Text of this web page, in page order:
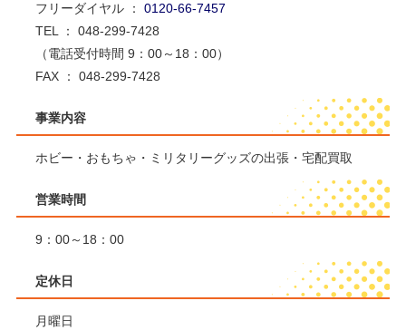
フリーダイヤル ： 0120-66-7457
TEL ： 048-299-7428
（電話受付時間 9：00～18：00）
FAX ： 048-299-7428
事業内容
ホビー・おもちゃ・ミリタリーグッズの出張・宅配買取
営業時間
9：00～18：00
定休日
月曜日